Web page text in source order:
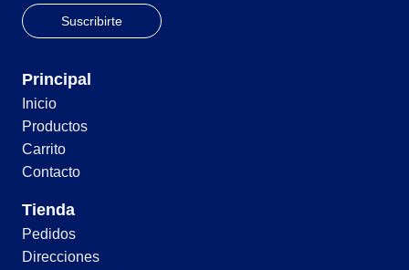
Principal
Inicio
Productos
Carrito
Contacto
Tienda
Pedidos
Direcciones